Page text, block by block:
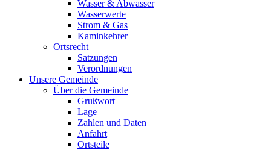
Wasser & Abwasser
Wasserwerte
Strom & Gas
Kaminkehrer
Ortsrecht
Satzungen
Verordnungen
Unsere Gemeinde
Über die Gemeinde
Grußwort
Lage
Zahlen und Daten
Anfahrt
Ortsteile